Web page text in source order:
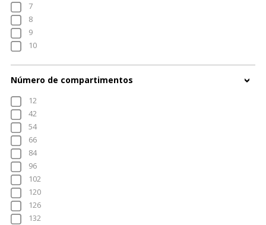
7
8
9
10
Número de compartimentos
12
42
54
66
84
96
102
120
126
132